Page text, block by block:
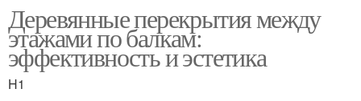
Деревянные перекрытия между
этажами по балкам:
эффективность и эстетика
H1